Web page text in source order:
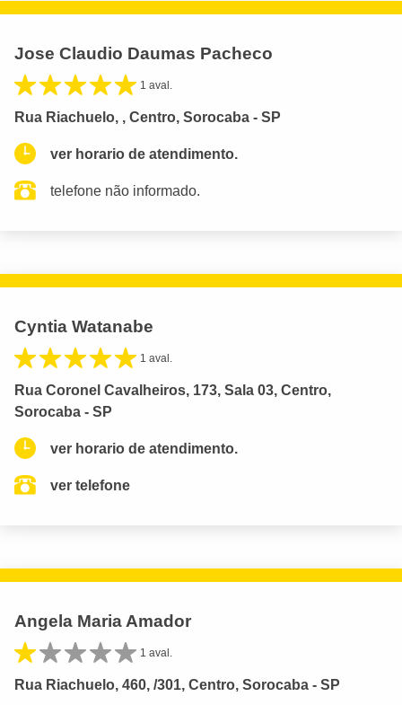
Jose Claudio Daumas Pacheco
1 aval.
Rua Riachuelo, , Centro, Sorocaba - SP
ver horario de atendimento.
telefone não informado.
Cyntia Watanabe
1 aval.
Rua Coronel Cavalheiros, 173, Sala 03, Centro,
Sorocaba - SP
ver horario de atendimento.
ver telefone
Angela Maria Amador
1 aval.
Rua Riachuelo, 460, /301, Centro, Sorocaba - SP